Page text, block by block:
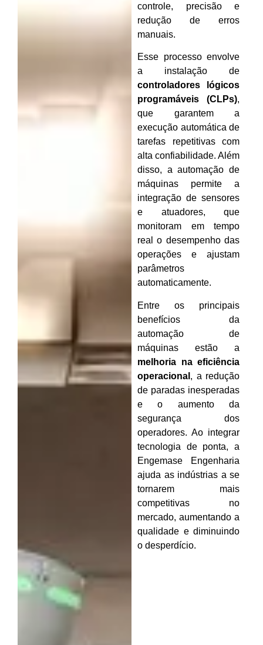
controle, precisão e
redução de erros
manuais.
Esse processo envolve
a instalação de
controladores lógicos
programáveis (CLPs),
que garantem a
execução automática de
tarefas repetitivas com
alta confiabilidade. Além
disso, a automação de
máquinas permite a
integração de sensores
e atuadores, que
monitoram em tempo
real o desempenho das
operações e ajustam
parâmetros
automaticamente.
Entre os principais
benefícios da
automação de
máquinas estão a
melhoria na eficiência
operacional , a redução
de paradas inesperadas
e o aumento da
segurança dos
operadores. Ao integrar
tecnologia de ponta, a
Engemase Engenharia
ajuda as indústrias a se
tornarem mais
competitivas no
mercado, aumentando a
qualidade e diminuindo
o desperdício.